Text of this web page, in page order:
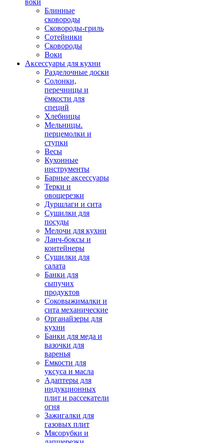
воки
Блинные
сковороды
Сковороды-гриль
Сотейники
Сковороды
Воки
Аксессуары для кухни
Разделочные доски
Солонки,
перечницы и
ёмкости для
специй
Хлебницы
Мельницы.
перцемолки и
ступки
Весы
Кухонные
инструменты
Барные аксессуары
Терки и
овощерезки
Дуршлаги и сита
Сушилки для
посуды
Мелочи для кухни
Ланч-боксы и
контейнеры
Сушилки для
салата
Банки для
сыпучих
продуктов
Соковыжималки и
сита механические
Органайзеры для
кухни
Банки для меда и
вазочки для
варенья
Емкости для
уксуса и масла
Адаптеры для
индукционных
плит и рассекатели
огня
Зажигалки для
газовых плит
Мясорубки и